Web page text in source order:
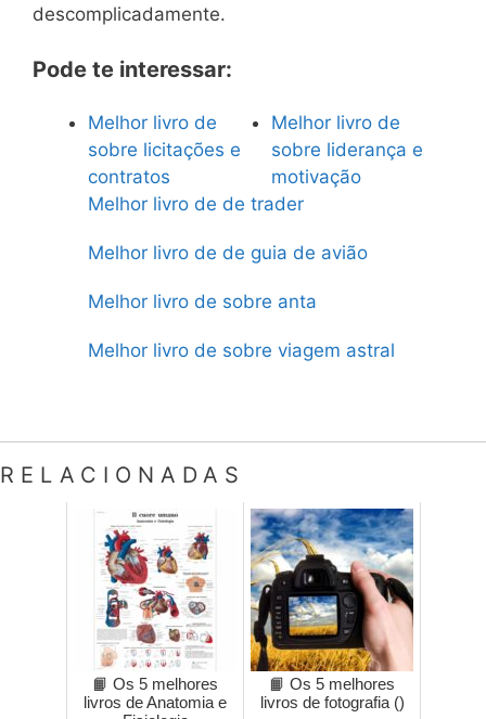
descomplicadamente.
Pode te interessar:
Melhor livro de
sobre licitações e
contratos
Melhor livro de
sobre liderança e
motivação
Melhor livro de de trader
Melhor livro de de guia de avião
Melhor livro de sobre anta
Melhor livro de sobre viagem astral
RELACIONADAS
📙 Os 5 melhores
livros de Anatomia e
📙 Os 5 melhores
livros de fotografia ()